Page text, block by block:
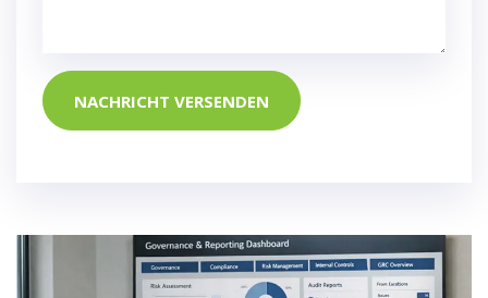
NACHRICHT VERSENDEN